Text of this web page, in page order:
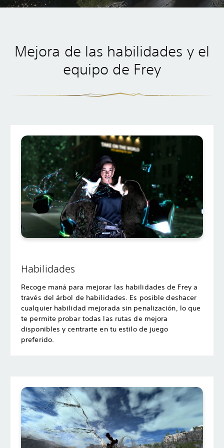
Mejora de las habilidades y el
equipo de Frey
Habilidades
Recoge maná para mejorar las habilidades de Frey a
través del árbol de habilidades. Es posible deshacer
cualquier habilidad mejorada sin penalización, lo que
te permite probar todas las rutas de mejora
disponibles y centrarte en tu estilo de juego
preferido.